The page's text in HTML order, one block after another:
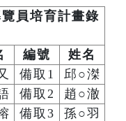
員培育計畫錄
編號
姓名
備取1
邱○滐
備取2
趙○澈
備取3
孫○羽